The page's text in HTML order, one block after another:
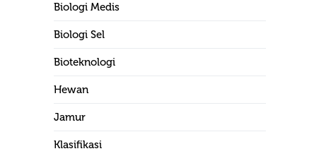
Biologi Medis
Biologi Sel
Bioteknologi
Hewan
Jamur
Klasifikasi